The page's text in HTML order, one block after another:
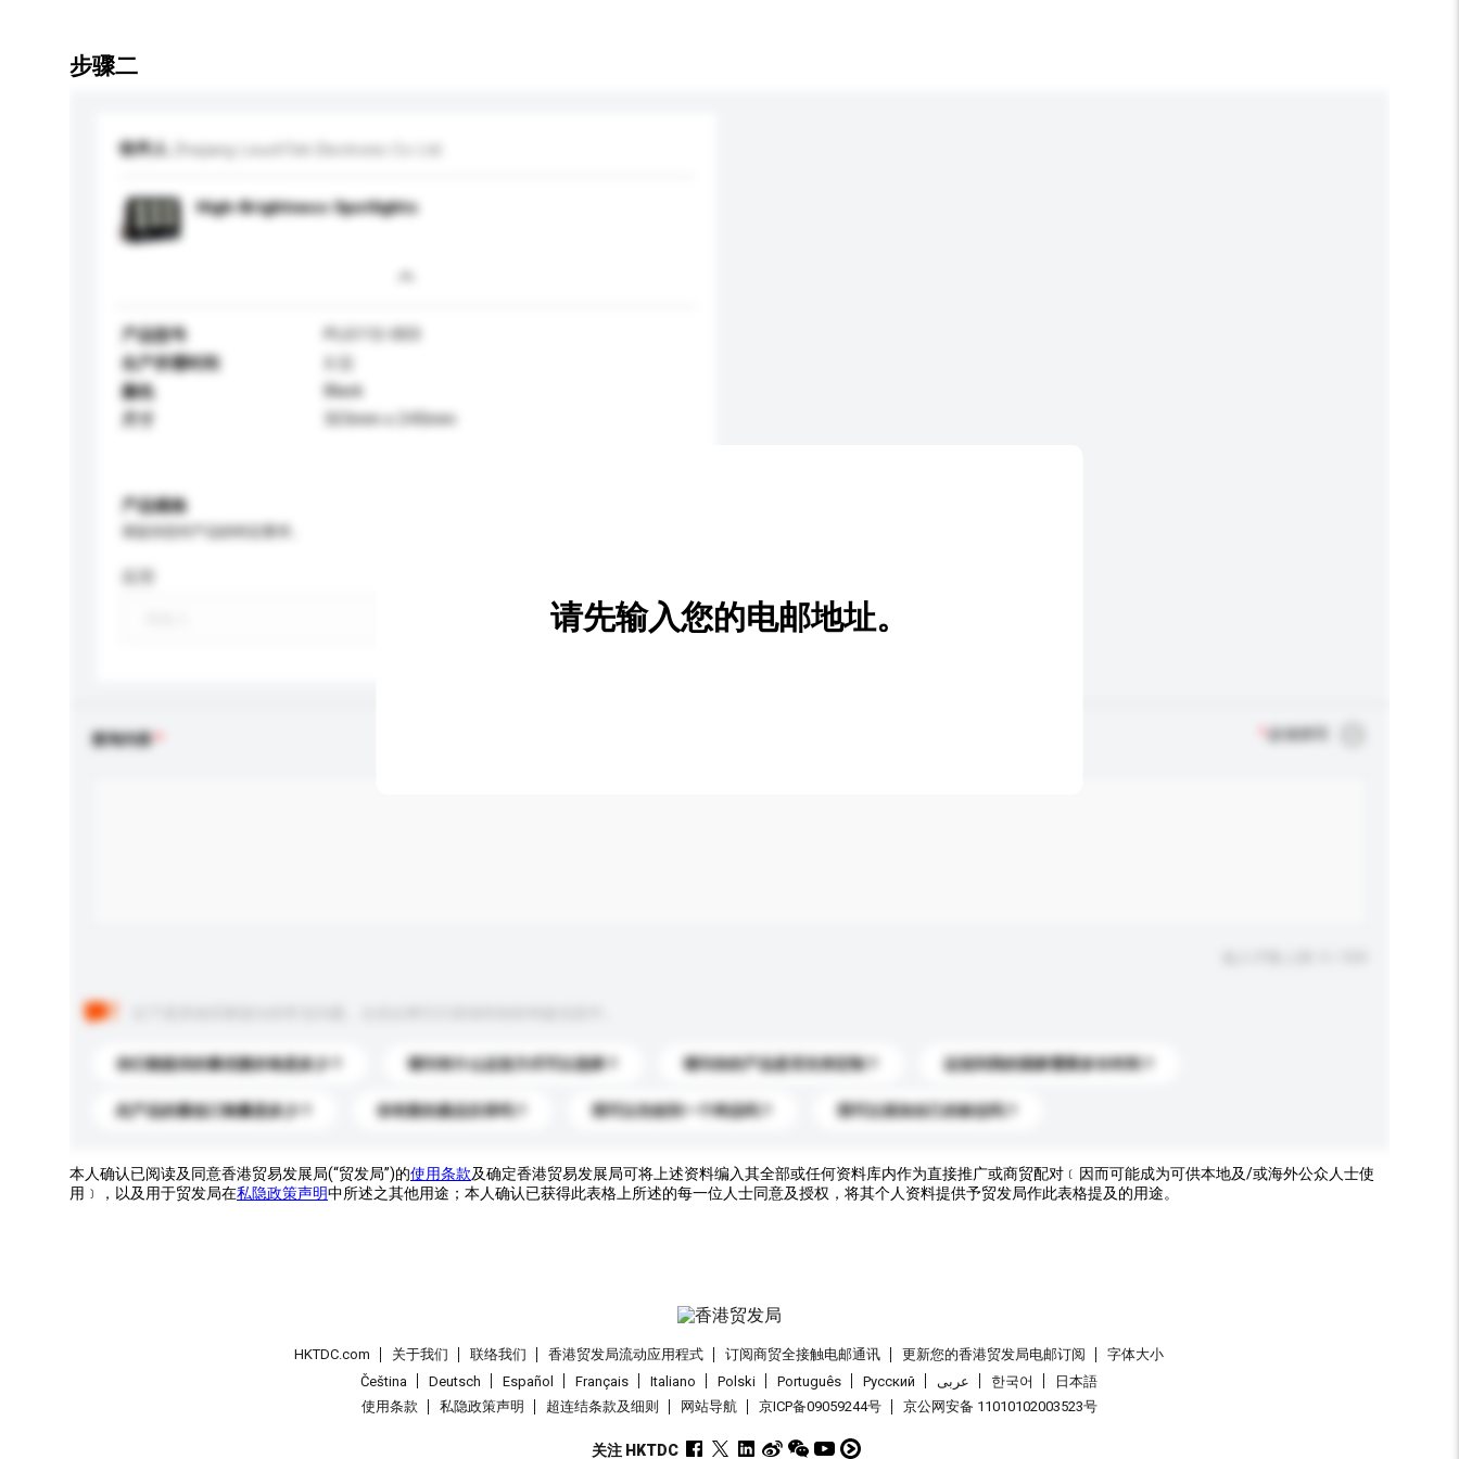
步骤二
收件人 Zhejiang LeuchTek Electronic Co Ltd
High-Brightness Spotlights
产品型号
PLG112-003
生产所需时间
颜色
Black
325mm x 245mm
产品规格
新增/删除选项
查询内容 必须填写
你们能提供的最优惠价格是多少？ 请问有什么运送方式可以选择？ 请问你的产品是否支持定制？ 运送到我的国家需要多长时间？
此产品的最低订购量是多少？ 你有新的產品目录吗？ 我可以先收到一个样品吗？ 我可以添加自己的标志吗？
请先输入您的电邮地址。
本人确认已阅读及同意香港贸易发展局(“贸发局”)的使用条款及确定香港贸易发展局可将上述资料编入其全部或任何资料库内作为直接推广或商贸配对﹝因而可能成为可供本地及/或海外公众人士使
用﹞，以及用于贸发局在私隐政策声明中所述之其他用途；本人确认已获得此表格上所述的每一位人士同意及授权，将其个人资料提供予贸发局作此表格提及的用途。
HKTDC.com 关于我们 联络我们 香港贸发局流动应用程式 订阅商贸全接触电邮通讯 更新您的香港贸发局电邮订阅
字体大小
Čeština
Deutsch Español Français Italiano Polski Português Pусский عربى 한국어
日本語
使用条款
私隐政策声明 超连结条款及细则 网站导航 京ICP备09059244号 京公网安备 11010102003523号
关注 HKTDC